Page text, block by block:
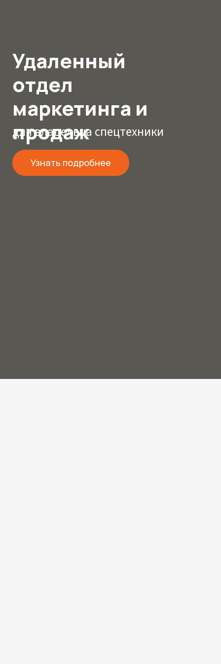
Узнать подробнее
для владельца спецтехники
Удаленный
отдел
маркетинга и
продаж